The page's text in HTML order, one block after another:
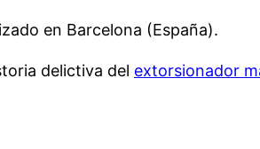
en Barcelona (España).
delictiva del extorsionador